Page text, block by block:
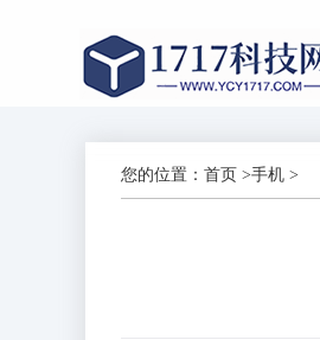
您的位置： 首页 >手机 >